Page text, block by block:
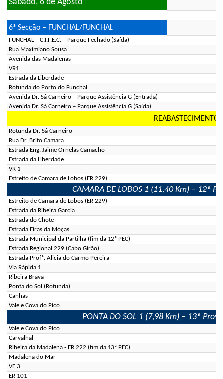
Sábado, 6 de Agosto
6ª Secção – FUNCHAL/FUNCHAL
FUNCHAL – C.I.F.E.C. – Parque Fechado (Saída)
Rua Maximiano Sousa
Avenida das Madalenas
VR1
Estrada da Liberdade
Rotunda do Porto do Funchal
Avenida Dr. Sá Carneiro – Parque Assistência G (Entrada)
Avenida Dr. Sá Carneiro – Parque Assistência G (Saída)
REABASTECIMENTO
Rotunda Dr. Sá Carneiro
Rua Dr. Brito Camara
Estrada Eng. Jaime Ornelas Camacho
Estrada da Liberdade
VR 1
Estreito de Camara de Lobos (ER 229)
CAMARA DE LOBOS 1 (11,40 Km) – 12ª
Estreito de Camara de Lobos (ER 229)
Estrada da Ribeira Garcia
Estrada do Chote
Estrada Eiras da Moças
Estrada Municipal da Partilha (fim da 12ª PEC)
Estrada Regional 229 (Cabo Girão)
Estrada Profª. Alicia do Carmo Pereira
Via Rápida 1
Ribeira Brava
Ponta do Sol (Rotunda)
Canhas
Vale e Cova do Pico
PONTA DO SOL 1 (7,98 Km) – 13ª
Vale e Cova do Pico
Carvalhal
Ribeira da Madalena - ER 222 (fim da 13ª PEC)
Madalena do Mar
VE 3
ER 101